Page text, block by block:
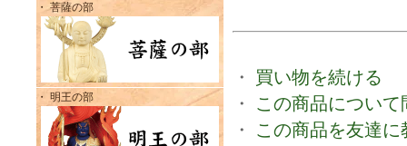
・ 菩薩の部
・ 明王の部
・ 買い物を続ける
・ この商品につい
・ この商品を友達に